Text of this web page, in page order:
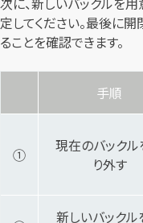
定してください。最後に
ることを確認できます。
手順
①
現在のバックル
り外す
新しいバックル